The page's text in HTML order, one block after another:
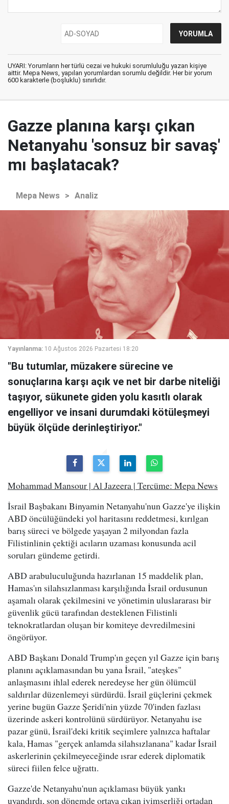
UYARI: Yorumların her türlü cezai ve hukuki sorumluluğu yazan kişiye
aittir. Mepa News, yapılan yorumlardan sorumlu değildir. Her bir yorum
600 karakterle (boşluklu) sınırlıdır.
Gazze planına karşı çıkan
Netanyahu 'sonsuz bir savaş'
mı başlatacak?
Mepa News > Analiz
Yayınlanma: 10 Ağustos 2026 Pazartesi 18:20
"Bu tutumlar, müzakere sürecine ve
sonuçlarına karşı açık ve net bir darbe niteliği
taşıyor, sükunete giden yolu kasıtlı olarak
engelliyor ve insani durumdaki kötüleşmeyi
büyük ölçüde derinleştiriyor."
Mohammad Mansour | Al Jazeera | Tercüme: Mepa News
İsrail Başbakanı Binyamin Netanyahu'nun Gazze'ye ilişkin
ABD öncülüğündeki yol haritasını reddetmesi, kırılgan
barış süreci ve bölgede yaşayan 2 milyondan fazla
Filistinlinin çektiği acıların uzaması konusunda acil
soruları gündeme getirdi.
ABD arabuluculuğunda hazırlanan 15 maddelik plan,
Hamas'ın silahsızlanması karşılığında İsrail ordusunun
aşamalı olarak çekilmesini ve yönetimin uluslararası bir
güvenlik gücü tarafından desteklenen Filistinli
teknokratlardan oluşan bir komiteye devredilmesini
öngörüyor.
ABD Başkanı Donald Trump'ın geçen yıl Gazze için barış
planını açıklamasından bu yana İsrail, "ateşkes"
anlaşmasını ihlal ederek neredeyse her gün ölümcül
saldırılar düzenlemeyi sürdürdü. İsrail güçlerini çekmek
yerine bugün Gazze Şeridi'nin yüzde 70'inden fazlası
üzerinde askeri kontrolünü sürdürüyor. Netanyahu ise
pazar günü, İsrail'deki kritik seçimlere yalnızca haftalar
kala, Hamas "gerçek anlamda silahsızlanana" kadar İsrail
askerlerinin çekilmeyeceğinde ısrar ederek diplomatik
süreci fiilen felce uğrattı.
Gazze'de Netanyahu'nun açıklaması büyük yankı
uyandırdı, son dönemde ortaya çıkan iyimserliği ortadan